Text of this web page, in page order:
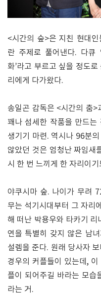
<시간의 숲>은 지친 현대인
란 주제로 풀어낸다. 다큐
화’라고 부르고 싶을 정도
리에게 다가왔다.
송일곤 감독은 <시간의 춤
꽤나 섬세한 작품을 만드는
생기기 마련. 역시나 96분
않았던 것은 엄청난 짜임새
시 한 번 느끼게 한 자리이기
야쿠시마 숲. 나이가 무려
무는 석기시대부터 그 자리
해 떠난 박용우와 타카기
연을 특별히 갖지 않은 남
설렘을 준다. 원래 당사자
경우의 커플들이 있는데,
플이 되어주길 바라는 모습
라는 거.